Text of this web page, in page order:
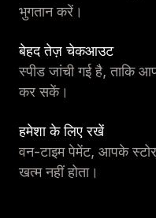
भुगतान करें।
बेहद तेज़ चेकआउट
स्पीड जांची गई है,
कर सकें।
हमेशा के लिए रखें
वन-टाइम पेमेंट, आपके
खत्म नहीं होता।